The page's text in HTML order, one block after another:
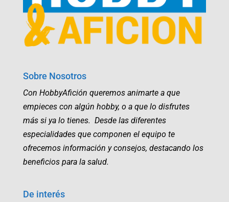
Sobre Nosotros
Con HobbyAfición queremos animarte a que
empieces con algún hobby, o a que lo disfrutes
más si ya lo tienes. Desde las diferentes
especialidades que componen el equipo te
ofrecemos información y consejos, destacando los
beneficios para la salud.
De interés